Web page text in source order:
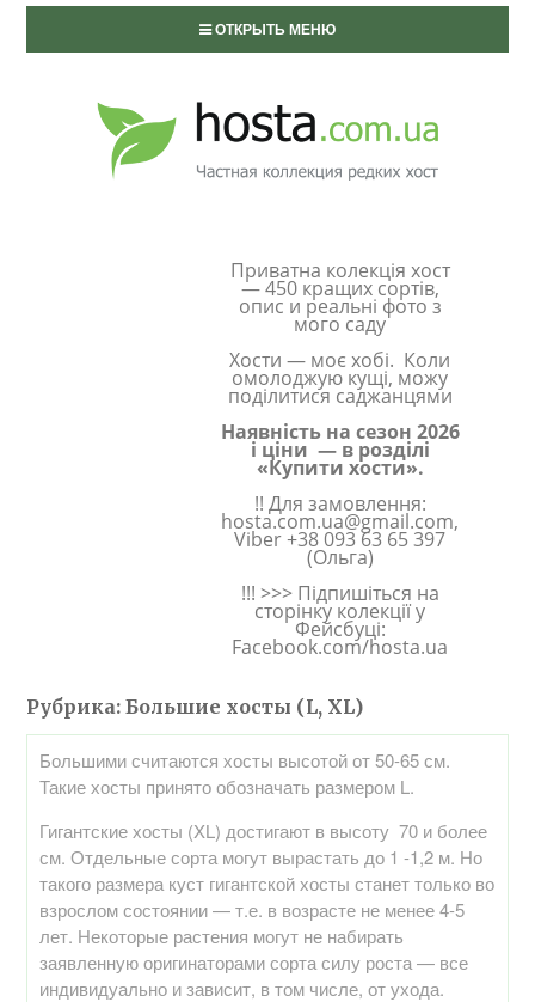
ОТКРЫТЬ МЕНЮ
Приватна колекція хост
— 450 кращих сортів,
опис и реальні фото з
мого саду
Хости — моє хобі. Коли
омолоджую кущі, можу
поділитися саджанцями
Наявність на сезон 2026
і ціни — в розділі
«Купити хости».
!! Для замовлення:
hosta.com.ua@gmail.com,
Viber +38 093 63 65 397
(Ольга)
!!! >>> Підпишіться на
сторінку колекції у
Фейсбуці:
Facebook.com/hosta.ua
Рубрика:Большие хосты (L, XL)
Большими считаются хосты высотой от 50-65 см.
Такие хосты принято обозначать размером L.
Гигантские хосты (XL) достигают в высоту 70 и более
см. Отдельные сорта могут вырастать до 1 -1,2 м. Но
такого размера куст гигантской хосты станет только во
взрослом состоянии — т.е. в возрасте не менее 4-5
лет. Некоторые растения могут не набирать
заявленную оригинаторами сорта силу роста — все
индивидуально и зависит, в том числе, от ухода.